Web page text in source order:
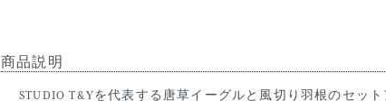
商品説明
STUDIO T&Yを代表する唐草イーグルと風切り羽根のセット